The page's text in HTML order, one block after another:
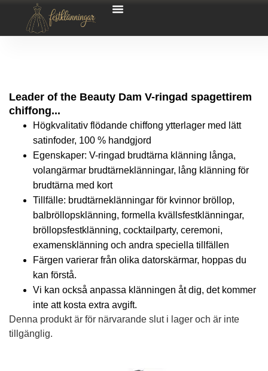
Leader of the Beauty Dam V-ringad spagettirem
chiffong...
Högkvalitativ flödande chiffong ytterlager med lätt
satinfoder, 100 % handgjord
Egenskaper: V-ringad brudtärna klänning långa,
volangärmar brudtärneklänningar, lång klänning för
brudtärna med kort
Tillfälle: brudtärneklänningar för kvinnor bröllop,
balbröllopsklänning, formella kvällsfestklänningar,
bröllopsfestklänning, cocktailparty, ceremoni,
examensklänning och andra speciella tillfällen
Färgen varierar från olika datorskärmar, hoppas du
kan förstå.
Vi kan också anpassa klänningen åt dig, det kommer
inte att kosta extra avgift.
Denna produkt är för närvarande slut i lager och är inte
tillgänglig.